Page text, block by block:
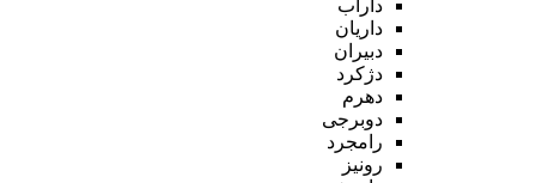
داراب
داریان
دبیران
دژکرد
دهرم
دوبرجی
رامجرد
رونیز